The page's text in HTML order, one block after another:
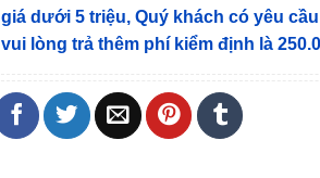
giá dưới 5 triệu, Quý khách có yêu
vui lòng trả thêm phí kiểm định là